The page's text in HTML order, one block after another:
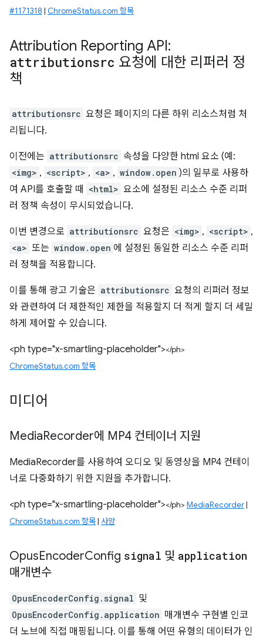
#1171318 | ChromeStatus.com 항목
Attribution Reporting API:
attributionsrc 요청에 대한 리퍼러 정
책
attributionsrc 요청은 페이지의 다른 하위 리소스처럼 처
리됩니다.
이전에는 attributionsrc 속성을 다양한 html 요소 (예:
<img> , <script> , <a> , window.open )의 일부로 사용하
여 API를 호출할 때
<html> 요소에 설정된 리소스 수준 리퍼
러 정책 속성이 무시되었습니다.
이번 변경으로 attributionsrc 요청은 <img> , <script> ,
<a> 또는 window.open 에 설정된 동일한 리소스 수준 리퍼
러 정책을 적용합니다.
이를 통해 광고 기술은 attributionsrc 요청의 리퍼러 정보
와 관련하여 더 제한적인 제한을 적용할지 더 적게 할지 더 세밀
하게 제어할 수 있습니다.
<ph type="x-smartling-placeholder"></ph>
ChromeStatus.com 항목
미디어
MediaRecorder에 MP4 컨테이너 지원
MediaRecorder를 사용하여 오디오 및 동영상을 MP4 컨테이
너로 다중화하기 위한 지원을 추가합니다.
<ph type="x-smartling-placeholder"></ph> MediaRecorder|
ChromeStatus.com 항목| 사양
OpusEncoderConfig signal 및 application
매개변수
OpusEncoderConfig.signal 및
OpusEncoderConfig.application 매개변수 구현별 인코
더 노브에 직접 매핑됩니다. 이를 통해 어떤 유형의 데이터가 인